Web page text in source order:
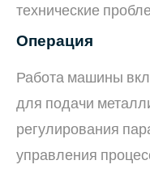
технические
Операция
Работа машины
для подачи
регулирования
управления